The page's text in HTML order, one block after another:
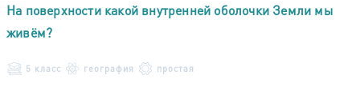
На поверхности какой внутренней оболочки Земли мы
живём?
5 класс география простая